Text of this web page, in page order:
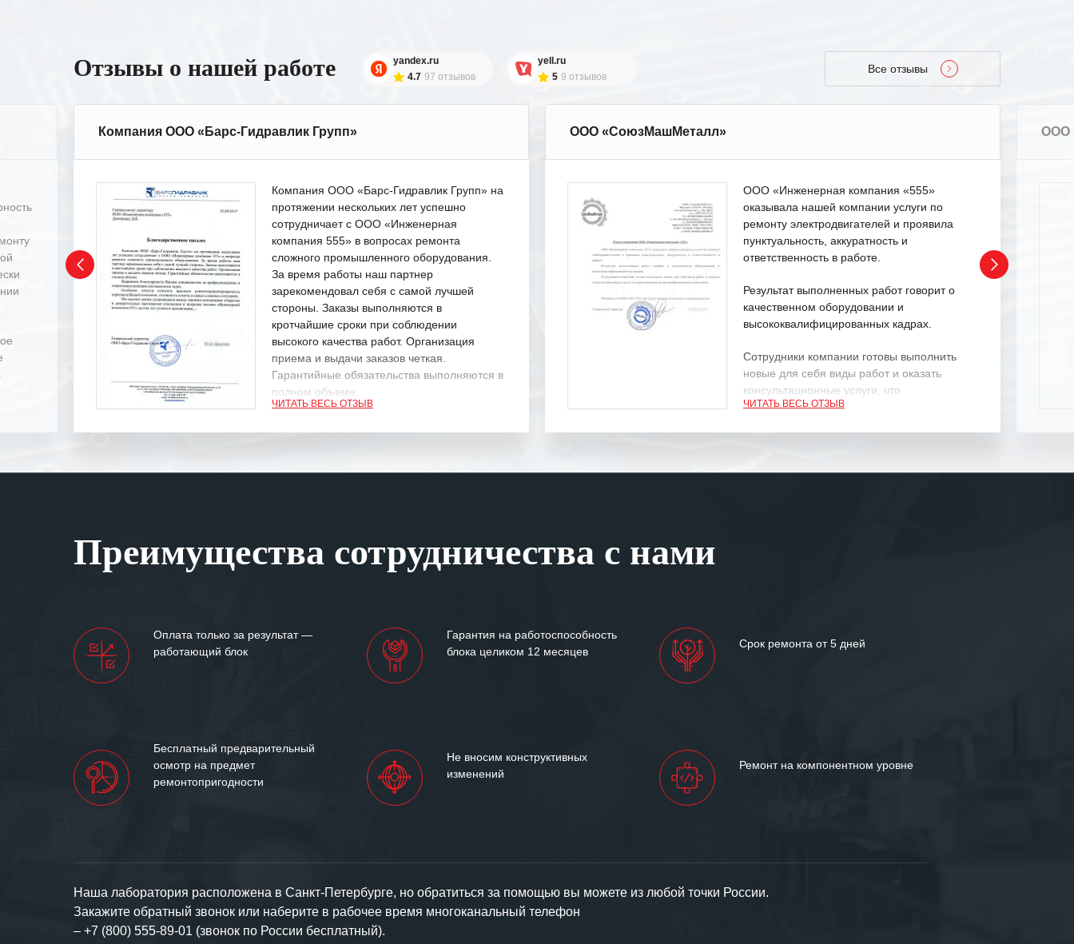
Отзывы о нашей работе
yandex.ru
4.7 97 отзывов
yell.ru
5 9 отзывов
Все отзывы
Компания ООО «Барс-Гидравлик Групп»
Компания ООО «Барс-Гидравлик Групп» на
протяжении нескольких лет успешно
сотрудничает с ООО «Инженерная
компания 555» в вопросах ремонта
сложного промышленного оборудования.
За время работы наш партнер
зарекомендовал себя с самой лучшей
стороны. Заказы выполняются в
кротчайшие сроки при соблюдении
высокого качества работ. Организация
приема и выдачи заказов четкая.
Гарантийные обязательства выполняются в
полном объеме.
Мы высоко ценим сложившиеся между
«555» долгих лет успеха и процветания.
ЧИТАТЬ ВЕСЬ ОТЗЫВ
ООО «СоюзМашМеталл»
ООО «Инженерная компания «555»
оказывала нашей компании услуги по
ремонту электродвигателей и проявила
пунктуальность, аккуратность и
ответственность в работе.
Результат выполненных работ говорит о
качественном оборудовании и
высококвалифицированных кадрах.
Сотрудники компании готовы выполнить
новые для себя виды работ и оказать
консультационные услуги, что
характеризует их как профессионалов
ответственного и надежного поставщика
ЧИТАТЬ ВЕСЬ ОТЗЫВ
ООО
Преимущества сотрудничества с нами
Оплата только за результат —
работающий блок
Гарантия на работоспособность
блока целиком 12 месяцев
Срок ремонта от 5 дней
Бесплатный предварительный
осмотр на предмет
ремонтопригодности
Не вносим конструктивных
изменений
Ремонт на компонентном уровне
Наша лаборатория расположена в Санкт-Петербурге, но обратиться за помощью вы можете из любой точки России.
Закажите обратный звонок или наберите в рабочее время многоканальный телефон
– +7 (800) 555-89-01 (звонок по России бесплатный).